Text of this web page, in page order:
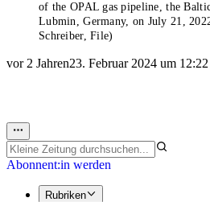
of the OPAL gas pipeline, the
Lubmin, Germany, on July 21,
Schreiber, File)
vor 2 Jahren23. Februar 2024 um 12:22
Abonnent:in werden
Rubriken